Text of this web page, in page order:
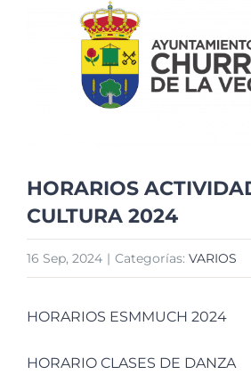
imagen
HORARIOS
CULTURA 2024
16 Sep, 2024 | Categorías: VARIOS
HORARIOS ESMMUCH 2024
HORARIO CLASES DE DANZA